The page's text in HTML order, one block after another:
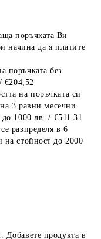
поръчката Ви
начина да я платите
поръчката без
€204,52
на поръчката си
3 равни месечни
1000 лв. / €511.31
разпределя в 6
на стойност до 2000
Добавете продукта в